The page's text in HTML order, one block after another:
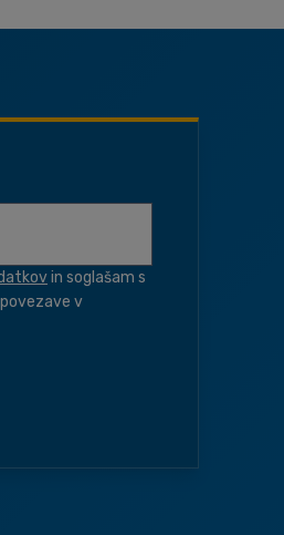
in soglašam s
v